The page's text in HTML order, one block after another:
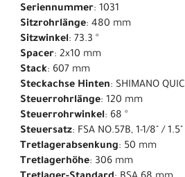
Seriennummer: 1031
Sitzrohrlänge: 480 mm
Sitzwinkel: 73.3 °
Spacer: 2x10 mm
Stack: 607 mm
Steckachse Hinten: SHIMANO
Steuerrohrlänge: 120 mm
Steuerrohrwinkel: 68 °
Steuersatz: FSA NO.57B, 1-1/8" / 1.5"
Tretlagerabsenkung: 50 mm
Tretlagerhöhe: 306 mm